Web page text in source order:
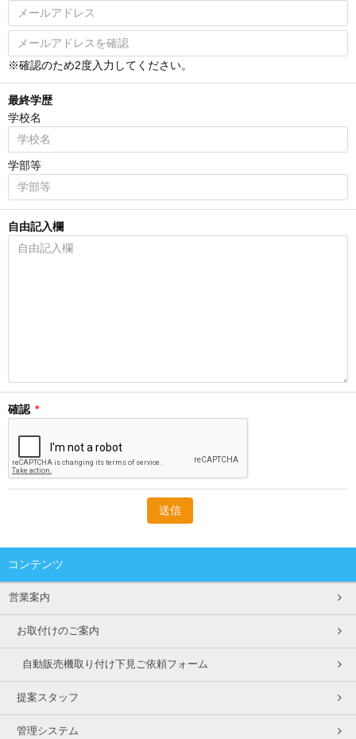
※確認のため2度入力してください。
最終学歴
学校名
学部等
自由記入欄
確認 *
コンテンツ
営業案内
お取付けのご案内
自動販売機取り付け下見ご依頼フォーム
提案スタッフ
管理システム